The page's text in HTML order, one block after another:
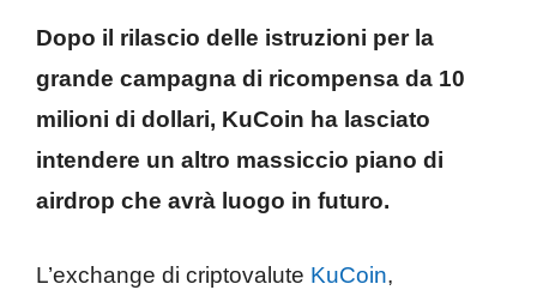
Dopo il rilascio delle istruzioni per la
grande campagna di ricompensa da 10
milioni di dollari, KuCoin ha lasciato
intendere un altro massiccio piano di
airdrop che avrà luogo in futuro.
L’exchange di criptovalute KuCoin,